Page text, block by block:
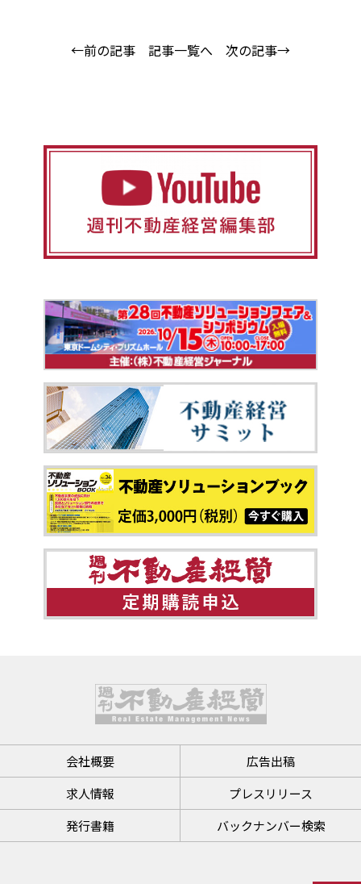
←前の記事 記事一覧へ 次の記事→
会社概要
広告出稿
求人情報
プレスリリース
発行書籍
バックナンバー検索